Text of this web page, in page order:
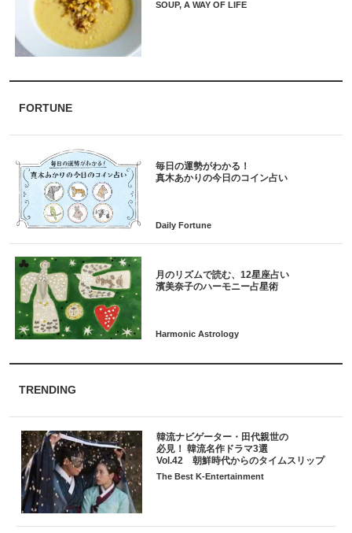
SOUP, A WAY OF LIFE
FORTUNE
毎日の運勢がわかる！
月のリズムで読む、12星座占い
TRENDING
韓流ナビゲーター・田代親世の
必見！ 韓流名作ドラマ3選
Vol.42 朝鮮時代からのタイムスリップ
The Best K-Entertainment